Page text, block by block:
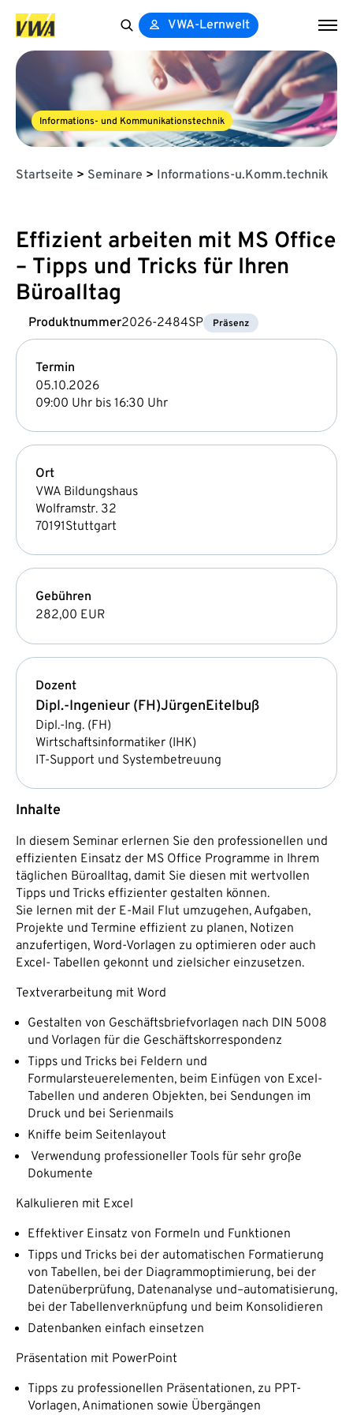
VWA-Lernwelt
Informations- und Kommunikationstechnik
Startseite > Seminare > Informations-u.Komm.technik
Effizient arbeiten mit MS Office
– Tipps und Tricks für Ihren
Büroalltag
Produktnummer2026-2484SP Präsenz
Termin
05.10.2026
09:00 Uhr bis 16:30 Uhr
Ort
VWA Bildungshaus
Wolframstr. 32
70191Stuttgart
Gebühren
282,00 EUR
Dozent
Dipl.-Ingenieur (FH)JürgenEitelbuß
Dipl.-Ing. (FH)
Wirtschaftsinformatiker (IHK)
IT-Support und Systembetreuung
Inhalte
In diesem Seminar erlernen Sie den professionellen und
effizienten Einsatz der MS Office Programme in Ihrem
täglichen Büroalltag, damit Sie diesen mit wertvollen
Tipps und Tricks effizienter gestalten können.
Sie lernen mit der E-Mail Flut umzugehen, Aufgaben,
Projekte und Termine effizient zu planen, Notizen
anzufertigen, Word-Vorlagen zu optimieren oder auch
Excel- Tabellen gekonnt und zielsicher einzusetzen.
Textverarbeitung mit Word
Gestalten von Geschäftsbriefvorlagen nach DIN 5008
und Vorlagen für die Geschäftskorrespondenz
Tipps und Tricks bei Feldern und
Formularsteuerelementen, beim Einfügen von Excel-
Tabellen und anderen Objekten, bei Sendungen im
Druck und bei Serienmails
Kniffe beim Seitenlayout
Verwendung professioneller Tools für sehr große
Dokumente
Kalkulieren mit Excel
Effektiver Einsatz von Formeln und Funktionen
Tipps und Tricks bei der automatischen Formatierung
von Tabellen, bei der Diagrammoptimierung, bei der
Datenüberprüfung, Datenanalyse und–automatisierung,
bei der Tabellenverknüpfung und beim Konsolidieren
Datenbanken einfach einsetzen
Präsentation mit PowerPoint
Tipps zu professionellen Präsentationen, zu PPT-
Vorlagen, Animationen sowie Übergängen